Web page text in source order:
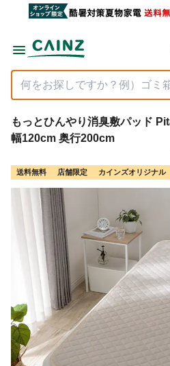
もっとひんやり消臭敷パッド
幅120cm 奥行200cm
送料無料 店舗限定 カインズオリジナル